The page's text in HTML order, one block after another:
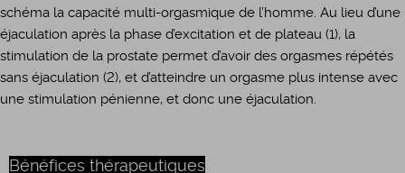
schéma la capacité multi-orgasmique de l’homme. Au lieu d’une
éjaculation après la phase d’excitation et de plateau (1), la
stimulation de la prostate permet d’avoir des orgasmes répétés
sans éjaculation (2), et d’atteindre un orgasme plus intense avec
une stimulation pénienne, et donc une éjaculation.
Bénéfices thérapeutiques